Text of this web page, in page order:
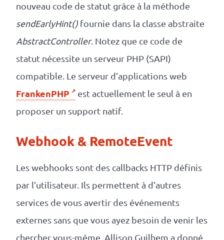
nouveau code de statut grâce à la méthode
sendEarlyHint() fournie dans la classe abstraite
AbstractController. Notez que ce code de
statut nécessite un serveur PHP (SAPI)
compatible. Le serveur d’applications web
FrankenPHP
est actuellement le seul à en
proposer un support natif.
Webhook & RemoteEvent
Les webhooks sont des callbacks HTTP définis
par l’utilisateur. Ils permettent à d’autres
services de vous avertir des événements
externes sans que vous ayez besoin de venir les
chercher vous-même. Allison Guilhem a donné